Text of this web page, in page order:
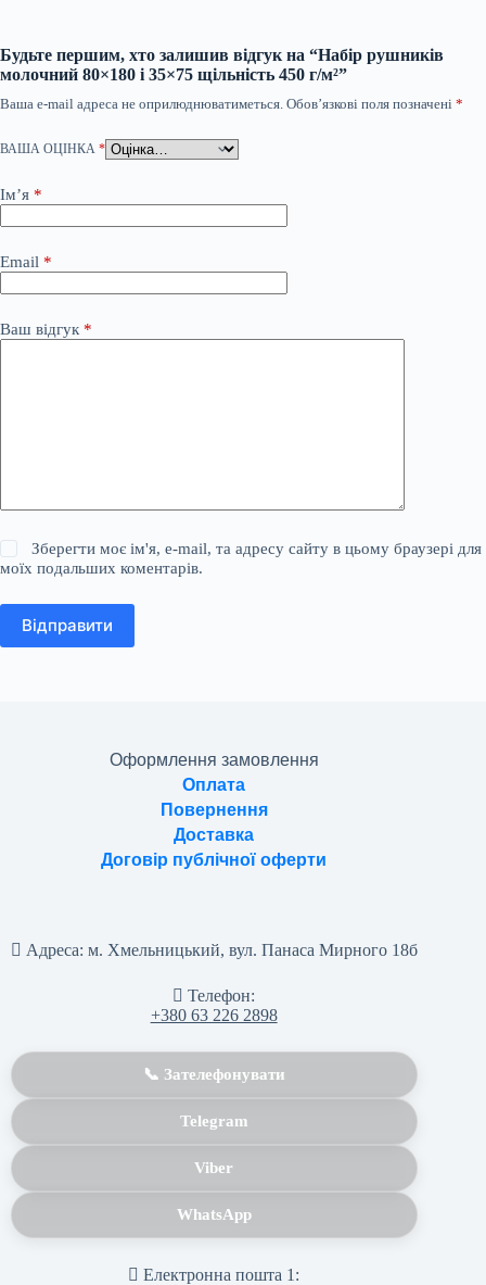
Будьте першим, хто залишив відгук на “Набір рушників
молочний 80×180 і 35×75 щільність 450 г/м²”
Ваша e-mail адреса не оприлюднюватиметься. Обов’язкові поля позначені *
ВАША ОЦІНКА *
Ім’я *
Email *
Ваш відгук *
Зберегти моє ім'я, e-mail, та адресу сайту в цьому браузері для
моїх подальших коментарів.
Відправити
Оформлення замовлення
Оплата
Повернення
Доставка
Договір публічної оферти
Адреса: м. Хмельницький, вул. Панаса Мирного 18б
Телефон:
+380 63 226 2898
📞 Зателефонувати
Telegram
Viber
WhatsApp
Електронна пошта 1: